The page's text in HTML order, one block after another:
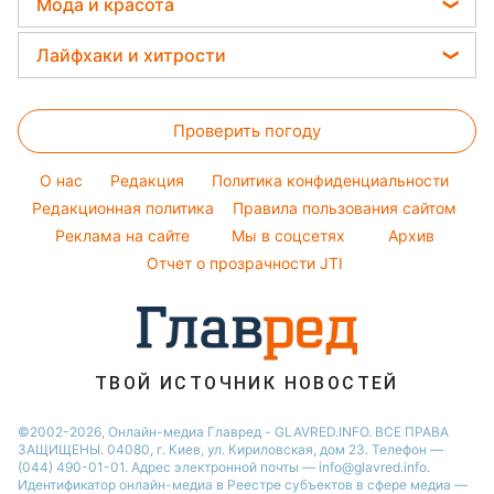
Потап
София Ротару
Новости Сум
Новости Тернополя
Новости Черкассы
Новости Житомира
Новости Ровно
Новости Одессы
Новости Запорожья
Погода на сегодня
Погода на завтра
Тесты по картинке
Оптические иллюзии
Народные приметы
Все о шоу-бизнесе
Мода и красота
Женские стрижки
Окрашивание волос
Красивый маникюр
Модные ошибки
Новости моды
Советы от Андре Тана
Лайфхаки и хитрости
Комнатные растения
Все о сале
Уборка
Авто
Проверить погоду
O нас Редакция
Политика конфиденциальности
Редакционная политика
Правила пользования сайтом
Реклама на сайте
Мы в соцсетях
Архив
Отчет о прозрачности JTI
ТВОЙ ИСТОЧНИК НОВОСТЕЙ
©2002-2026, Онлайн-медиа Главред - GLAVRED.INFO. ВСЕ ПРАВА
ЗАЩИЩЕНЫ. 04080, г. Киев, ул. Кириловская, дом 23. Телефон —
(044) 490-01-01. Адрес электронной почты — info@glavred.info.
Идентификатор онлайн-медиа в Реестре cубъектов в сфере медиа —